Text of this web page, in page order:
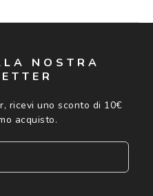
NOSTRA
ricevi uno sconto di 10€
acquisto.